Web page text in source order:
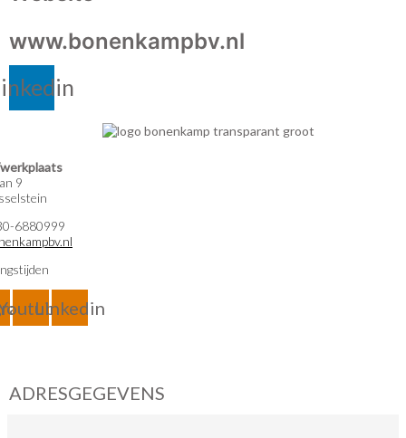
www.bonenkampbv.nl
9
6880999
Linkedin
ADRESGEGEVENS